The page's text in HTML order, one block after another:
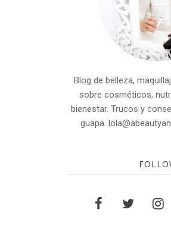
Blog de belleza,
sobre cosméticos,
bienestar. Trucos y
guapa.